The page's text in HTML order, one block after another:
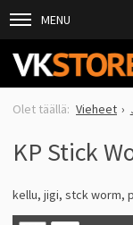
MENU
Vieheet
KP Stick
kellu, jigi, stck worm,